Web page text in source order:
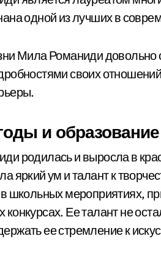
одной из лучших в
Мила Романиди довольно
своих
и образование
родилась и выросла в
яркий ум и талант к
школьных мероприятиях,
конкурсах. Ее талант не
ее стремление к